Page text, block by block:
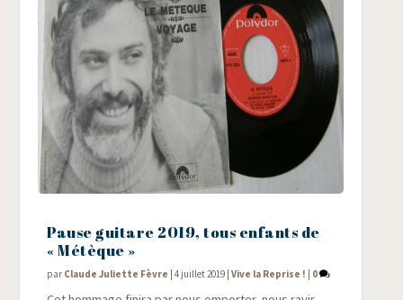
Pause guitare 2019, tous enfants de
« Métèque »
par Claude Juliette Fèvre |4 juillet 2019 |Vive la Reprise ! | 0